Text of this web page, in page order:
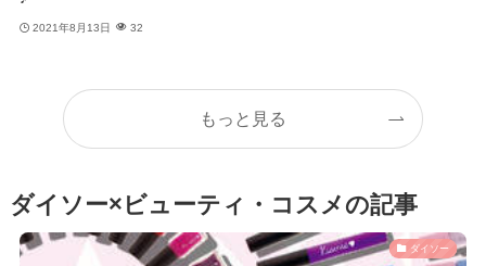
2021年8月13日 32
もっと見る
ダイソー×ビューティ・コスメの記事
ダイソー